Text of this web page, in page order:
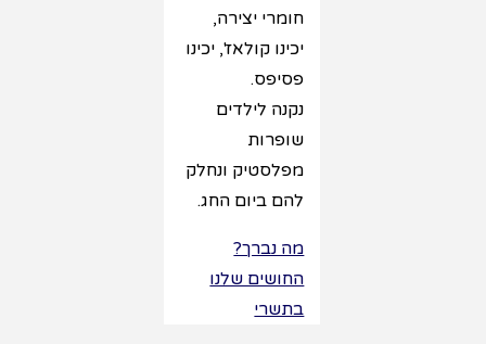
חומרי יצירה,
יכינו קולאז', יכינו
פסיפס.
נקנה לילדים
שופרות
מפלסטיק ונחלק
להם ביום החג.
מה נברך?
החושים שלנו
בתשרי